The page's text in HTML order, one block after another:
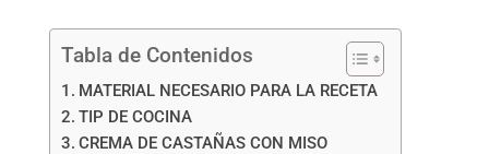
Tabla de Contenidos
MATERIAL NECESARIO PARA LA RECETA
TIP DE COCINA
CREMA DE CASTAÑAS CON MISO